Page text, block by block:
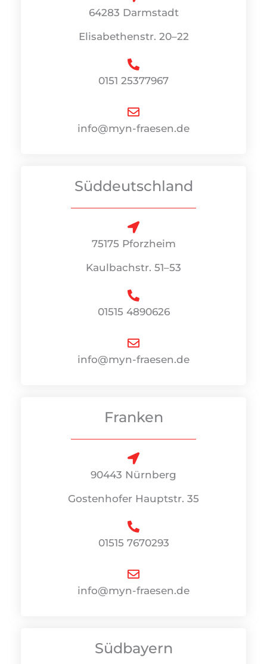
64283 Darmstadt
Elisabethenstr. 20–22
0151 25377967
info@myn-fraesen.de
Süddeutschland
75175 Pforzheim
Kaulbachstr. 51–53
01515 4890626
info@myn-fraesen.de
Franken
90443 Nürnberg
Gostenhofer Hauptstr. 35
01515 7670293
info@myn-fraesen.de
Südbayern